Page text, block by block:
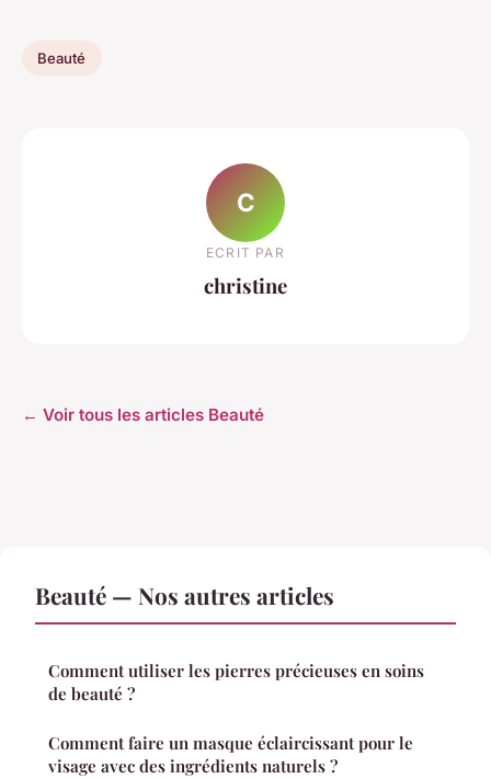
Beauté
C
ECRIT PAR
christine
← Voir tous les articles Beauté
Beauté — Nos autres articles
Comment utiliser les pierres précieuses en soins
de beauté ?
Comment faire un masque éclaircissant pour le
visage avec des ingrédients naturels ?